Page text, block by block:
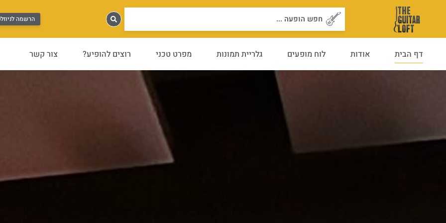
Search
הרשמה
דף הבית אודות לוח מופעים גלריית תמונות מפרט טכני רוצים להופיע? צור קשר